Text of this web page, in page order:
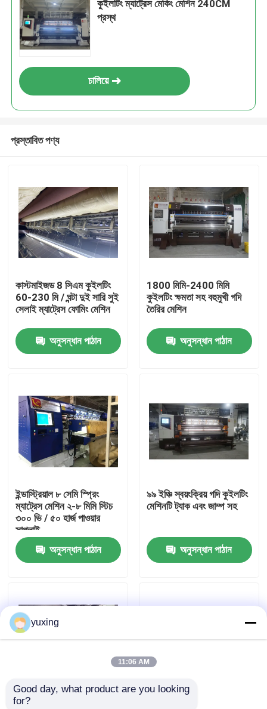
পণ্য
ভিডিও
আমাদের সম্পর্কে
কারখানা পরিদর্শন
আমাদের সাথে যোগাযোগ করুন
মামলা
কুইলটিং ম্যাট্রেস মেকিং মেশিন 240CM
প্রস্থ
চালিয়ে
প্রস্তাবিত পণ্য
কাস্টমাইজড 8 সিএম কুইলটিং
60-230 মি / ঘন্টা দুই সারি সুই
সেলাই ম্যাট্রেস ফোমিং মেশিন
অনুসন্ধান পাঠান
1800 মিমি-2400 মিমি
কুইলটিং ক্ষমতা সহ বহুমুখী গদি
তৈরির মেশিন
অনুসন্ধান পাঠান
ইন্ডাস্ট্রিয়াল ৮ সেমি স্প্রিং
ম্যাট্রেস মেশিন ২-৮ মিমি স্টিচ
৩০০ ভি / ৫০ হার্জ পাওয়ার
সাপ্লাই
অনুসন্ধান পাঠান
৯৯ ইঞ্চি স্বয়ংক্রিয় গদি কুইলটিং
মেশিনটি ট্যাক এবং জাম্প সহ
অনুসন্ধান পাঠান
গদি জন্য 1200RPM 2.5M
yuxing
11:06 AM
Good day, what product are you looking
for?